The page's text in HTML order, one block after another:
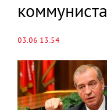
коммуниста
03.06 13:54